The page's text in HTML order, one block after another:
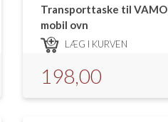
Transporttaske til VAMO
mobil ovn
LÆG I KURVEN
198,00